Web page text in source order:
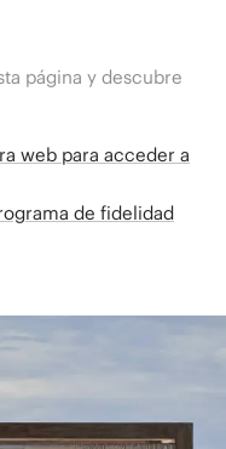
página y descubre
web para acceder a
de fidelidad